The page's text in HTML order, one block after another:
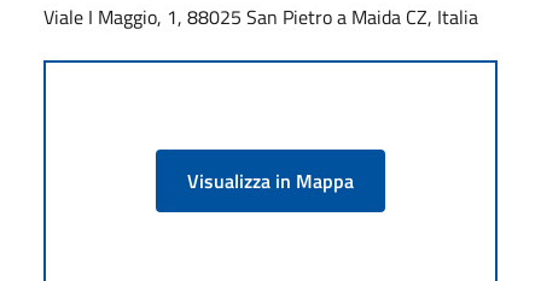
Viale I Maggio, 1, 88025 San Pietro a Maida CZ, Italia
Visualizza in Mappa